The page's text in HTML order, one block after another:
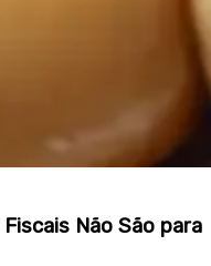
Não São para